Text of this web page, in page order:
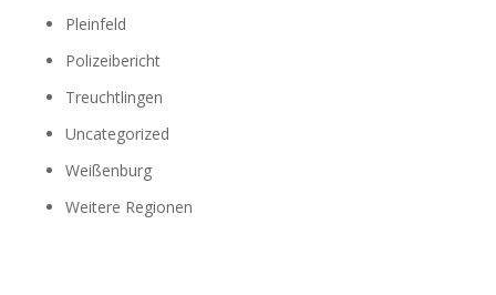
Pleinfeld
Polizeibericht
Treuchtlingen
Uncategorized
Weißenburg
Weitere Regionen